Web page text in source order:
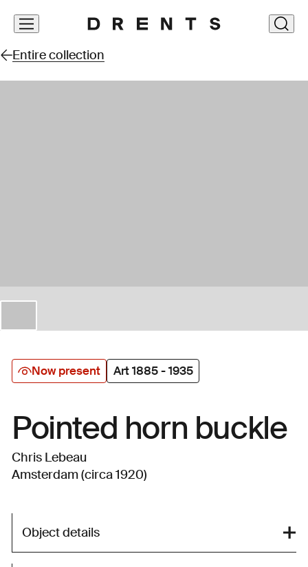
Skip
Entire collection
Now present Art 1885 - 1935
Pointed horn buckle
Chris Lebeau
Amsterdam (circa 1920)
Object details